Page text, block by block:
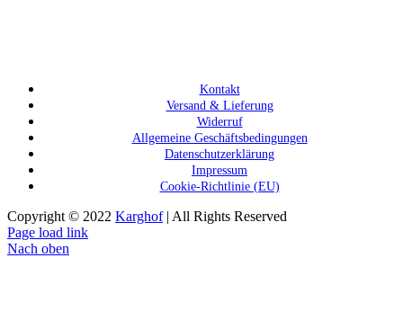
Kontakt
Versand & Lieferung
Widerruf
Allgemeine Geschäftsbedingungen
Datenschutzerklärung
Impressum
Cookie-Richtlinie (EU)
Copyright © 2022 Karghof| All Rights Reserved
Page load link
Nach oben